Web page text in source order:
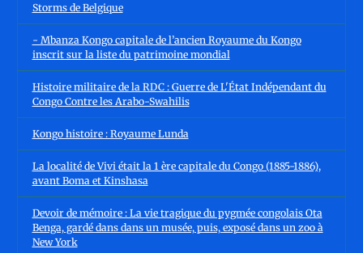
Storms de Belgique
- Mbanza Kongo capitale de l’ancien Royaume du Kongo
inscrit sur la liste du patrimoine mondial
Histoire militaire de la RDC : Guerre de L'État Indépendant du
Congo Contre les Arabo-Swahilis
Kongo histoire : Royaume Lunda
La localité de Vivi était la 1 ère capitale du Congo (1885-1886),
avant Boma et Kinshasa
Devoir de mémoire : La vie tragique du pygmée congolais Ota
Benga, gardé dans dans un musée, puis, exposé dans un zoo à
New York